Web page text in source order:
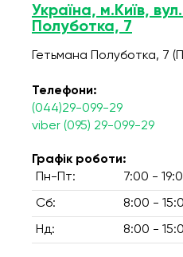
Україна, м.Київ,
Полуботка, 7
Гетьмана Полуботка, 7
Телефони:
(044)29-099-29
viber (095) 29-099-29
Графік роботи:
Пн-Пт:
7:00 -
Сб: 8:00 -
Нд: 8:00 -